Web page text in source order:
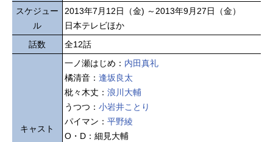
スケジュー
ル
2013年7月12日（金) ～2013年9月27日（金）
日本テレビほか
話数
全12話
キャスト
一ノ瀬はじめ： 内田真礼
橘清音： 逢坂良太
枇々木丈： 浪川大輔
うつつ： 小岩井ことり
パイマン： 平野綾
O・D：細見大輔